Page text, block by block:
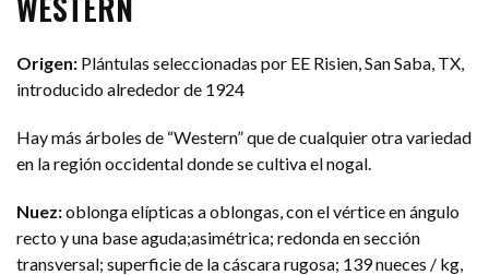
Origen: Plántulas seleccionadas por EE Risien, San Saba, TX,
introducido alrededor de 1924
Hay más árboles de “Western” que de cualquier otra variedad
en la región occidental donde se cultiva el nogal.
Nuez:oblonga elípticas a oblongas, con el vértice en ángulo
recto y una base aguda;asimétrica; redonda en sección
transversal; superficie de la cáscara rugosa; 139 nueces / kg,